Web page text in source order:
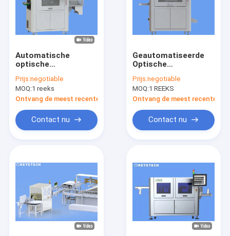
Automatische
optische
voor medische
plastic industrie-
accessoires
Prijs:negotiable
MOQ:1 reeks
Ontvang de meest recente Prijs
Contact nu
Geautomatiseerde
Optische
voor Plastic GLB-
Sluitingen
Prijs:negotiable
MOQ:1 REEKS
Ontvang de meest recente
Contact nu